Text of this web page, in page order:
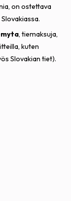
on ostettava
, tiemaksuja,
kuten
Slovakian tiet).